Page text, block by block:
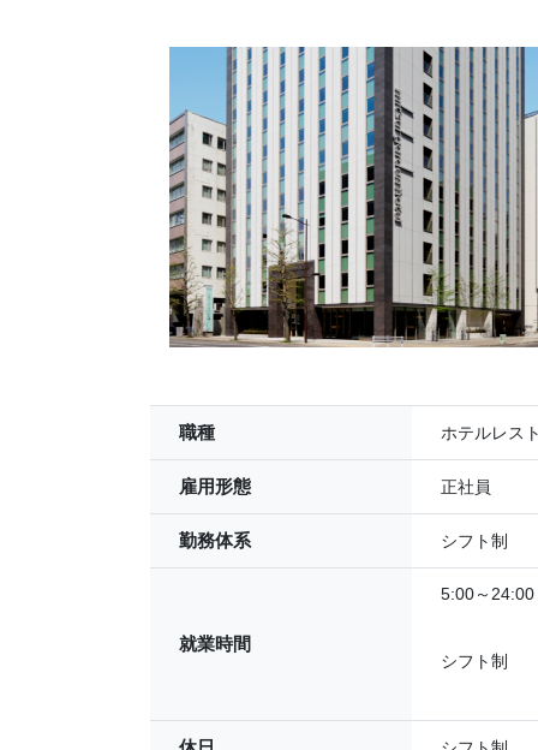
職種 ホテルレス
雇用形態 正社員
勤務体系 シフト制
就業時間
5:00～
シフト制